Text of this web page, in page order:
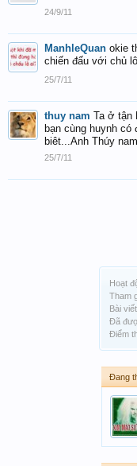
Hoạt
Tham
Bài
Đã
Điểm
Đang
24/9/11
ManhleQuan okie
chiến đấu với chủ
25/7/11
thuy nam Ta ở tận
bạn cùng huynh
biêt...Anh Thúy nam
25/7/11